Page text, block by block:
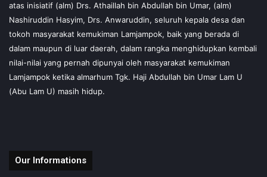
atas inisiatif (alm) Drs. Athaillah bin Abdullah bin Umar, (alm)
Nashiruddin Hasyim, Drs. Anwaruddin, seluruh kepala desa dan
tokoh masyarakat kemukiman Lamjampok, baik yang berada di
dalam maupun di luar daerah, dalam rangka menghidupkan kembali
nilai-nilai yang pernah dipunyai oleh masyarakat kemukiman
Lamjampok ketika almarhum Tgk. Haji Abdullah bin Umar Lam U
(Abu Lam U) masih hidup.
Our Informations